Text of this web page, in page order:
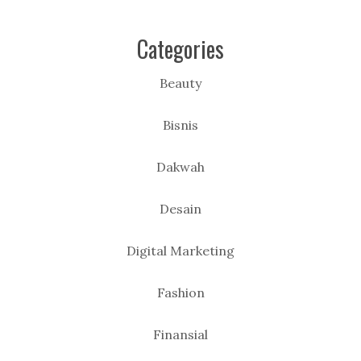
Categories
Beauty
Bisnis
Dakwah
Desain
Digital Marketing
Fashion
Finansial